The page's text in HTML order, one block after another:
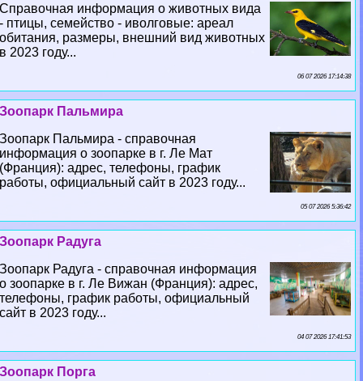
Справочная информация о животных вида
- птицы, семейство - иволговые: ареал
обитания, размеры, внешний вид животных
в 2023 году...
06 07 2026 17:14:38
Зоопарк Пальмира
Зоопарк Пальмира - справочная
информация о зоопарке в г. Ле Мат
(Франция): адрес, телефоны, график
работы, официальный сайт в 2023 году...
05 07 2026 5:36:42
Зоопарк Радуга
Зоопарк Радуга - справочная информация
о зоопарке в г. Ле Вижан (Франция): адрес,
телефоны, график работы, официальный
сайт в 2023 году...
04 07 2026 17:41:53
Зоопарк Порга